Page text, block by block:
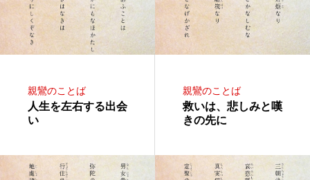
親鸞のことば
人生を左右する出会
い
親鸞のことば
救いは、悲しみと嘆
きの先に